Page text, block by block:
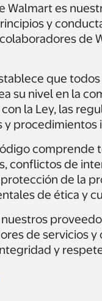
Walmart es
y
de
que
su nivel en la
la Ley, las
y procedimientos
comprende
conflictos de
de la
de ética y
de servicios y
y